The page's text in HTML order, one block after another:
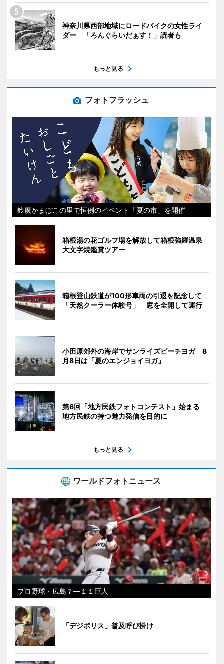
神奈川県西部地域にロードバイクの女性ライ
ダー 「ろんぐらいだぁす！」読者も
もっと見る
フォトフラッシュ
鈴廣かまぼこの里で恒例のイベント「夏の市」を開催
箱根湯の花ゴルフ場を解放して箱根強羅温泉
大文字焼鑑賞ツアー
箱根登山鉄道が100形車両の引退を記念して
「天然クーラー体験号」 窓を全開して運行
小田原郊外の海岸でサンライズビーチヨガ 8
月8日は「夏のエンジョイヨガ」
第6回「地方民鉄フォトコンテスト」始まる
地方民鉄の持つ魅力発信を目的に
もっと見る
ワールドフォトニュース
プロ野球・広島７―１１巨人
「デジポリス」普及呼び掛け